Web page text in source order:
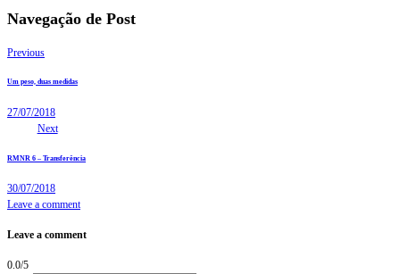
Navegação de Post
Previous
Um peso, duas medidas
27/07/2018
Next
RMNR 6 – Transferência
30/07/2018
Leave a comment
Leave a comment
0.0/5